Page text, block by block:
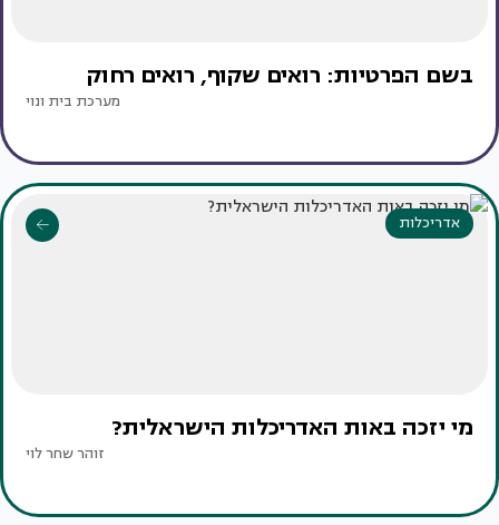
בשם הפרטיות: רואים שקוף, רואים רחוק
מערכת בית ונוי
אדריכלות
מי יזכה באות האדריכלות הישראלית?
זוהר שחר לוי